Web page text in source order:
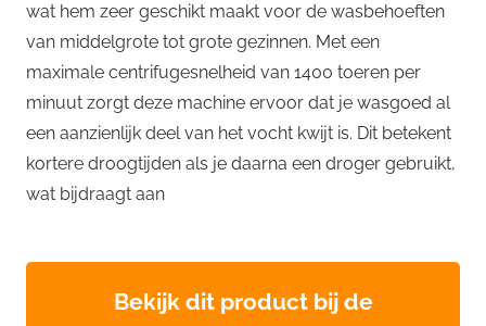
wat hem zeer geschikt maakt voor de wasbehoeften
van middelgrote tot grote gezinnen. Met een
maximale centrifugesnelheid van 1400 toeren per
minuut zorgt deze machine ervoor dat je wasgoed al
een aanzienlijk deel van het vocht kwijt is. Dit betekent
kortere droogtijden als je daarna een droger gebruikt,
wat bijdraagt aan
Bekijk dit product bij de